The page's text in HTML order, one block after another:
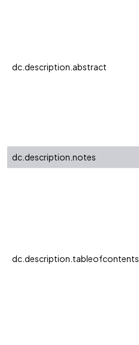
dc.description.abstract
dc.description.notes
dc.description.tableofcontents